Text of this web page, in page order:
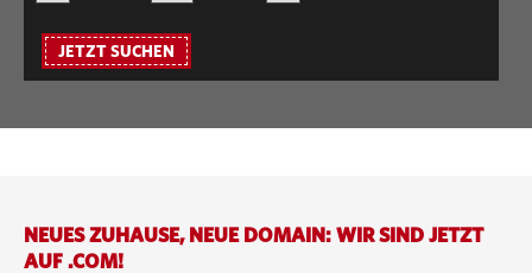
JETZT SUCHEN
NEUES ZUHAUSE, NEUE DOMAIN: WIR SIND JETZT
AUF .COM!